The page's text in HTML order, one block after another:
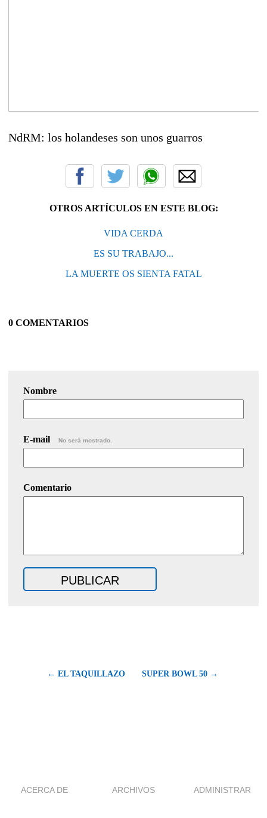
NdRM: los holandeses son unos guarros
OTROS ARTÍCULOS EN ESTE BLOG:
VIDA CERDA
ES SU TRABAJO...
LA MUERTE OS SIENTA FATAL
0 COMENTARIOS
Nombre
E-mail No será mostrado.
Comentario
← EL TAQUILLAZO SUPER BOWL 50 →
ACERCA DE ARCHIVOS ADMINISTRAR